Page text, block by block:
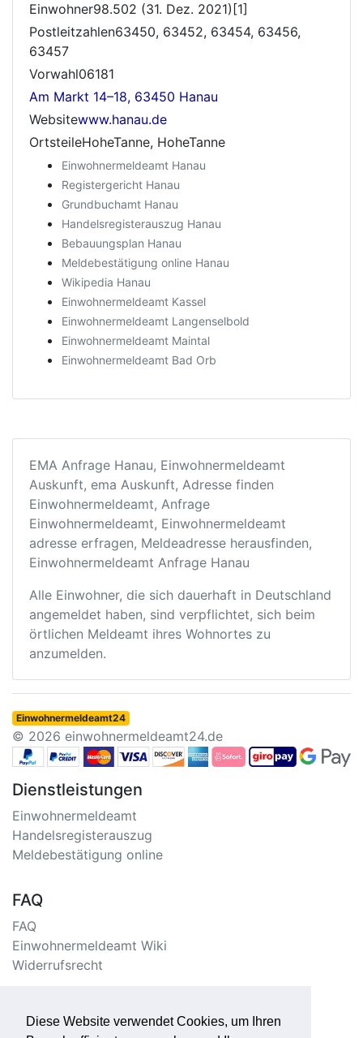
Diese Website verwendet Cookies, um Ihren
Einwohner98.502 (31. Dez. 2021)[1]
Postleitzahlen63450, 63452, 63454, 63456,
63457
Vorwahl06181
Am Markt 14–18, 63450 Hanau
Websitewww.hanau.de
OrtsteileHoheTanne, HoheTanne
Einwohnermeldeamt Hanau
Registergericht Hanau
Grundbuchamt Hanau
Handelsregisterauszug Hanau
Bebauungsplan Hanau
Meldebestätigung online Hanau
Wikipedia Hanau
Einwohnermeldeamt Kassel
Einwohnermeldeamt Langenselbold
Einwohnermeldeamt Maintal
Einwohnermeldeamt Bad Orb
EMA Anfrage Hanau, Einwohnermeldeamt
Auskunft, ema Auskunft, Adresse finden
Einwohnermeldeamt, Anfrage
Einwohnermeldeamt, Einwohnermeldeamt
adresse erfragen, Meldeadresse herausfinden,
Einwohnermeldeamt Anfrage Hanau
Alle Einwohner, die sich dauerhaft in Deutschland
angemeldet haben, sind verpflichtet, sich beim
örtlichen Meldeamt ihres Wohnortes zu
anzumelden.
Einwohnermeldeamt24
© 2026 einwohnermeldeamt24.de
Dienstleistungen
Einwohnermeldeamt
Handelsregisterauszug
Meldebestätigung online
FAQ
FAQ
Einwohnermeldeamt Wiki
Widerrufsrecht